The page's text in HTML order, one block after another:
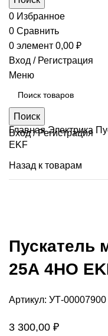
0 Избранное
0 Сравнить
0 элемент 0,00 ₽
Вход / Регистрация
Меню
Поиск
Вход / Регистрация
ГлавнаяЭлектрика
EKF
Назад к товарам
Пускатель
25А 4НО
Артикул: УТ-00007900
3 300,00 ₽